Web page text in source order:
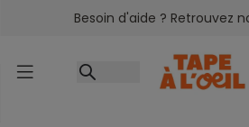
Accéder au contenu
Besoin d'aide ? Retrouvez